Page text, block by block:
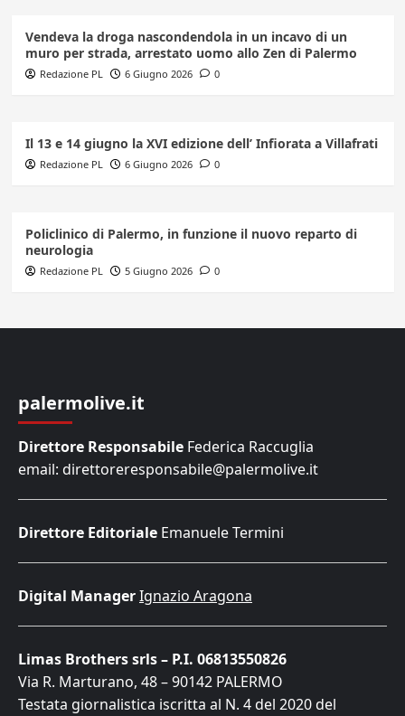
Vendeva la droga nascondendola in un incavo di un
muro per strada, arrestato uomo allo Zen di Palermo
Redazione PL 6 Giugno 2026 0
Il 13 e 14 giugno la XVI edizione dell’ Infiorata a Villafrati
Redazione PL 6 Giugno 2026 0
Policlinico di Palermo, in funzione il nuovo reparto di
neurologia
Redazione PL 5 Giugno 2026 0
palermolive.it
Direttore Responsabile Federica Raccuglia
email: direttoreresponsabile@palermolive.it
Direttore Editoriale Emanuele Termini
Digital ManagerIgnazio Aragona
Limas Brothers srls – P.I. 06813550826
Via R. Marturano, 48 – 90142 PALERMO
Testata giornalistica iscritta al N. 4 del 2020 del